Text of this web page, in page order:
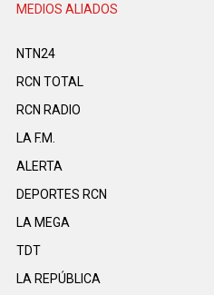
MEDIOS ALIADOS
NTN24
RCN TOTAL
RCN RADIO
LA F.M.
ALERTA
DEPORTES RCN
LA MEGA
TDT
LA REPÚBLICA